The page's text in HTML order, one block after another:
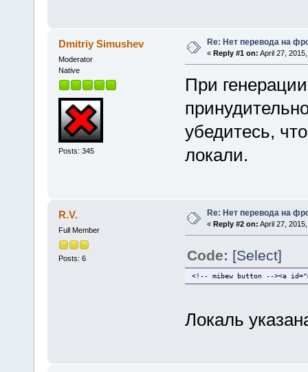
Dmitriy Simushev
Moderator
Native
Posts: 345
Re: Нет перевода на
« Reply #1 on: April 27,
При
убедитесь,
локали.
R.V.
Full Member
Posts: 6
Re: Нет перевода на
« Reply #2 on: April 27,
Code: [Select]
<!-- mibew button --><a
Локаль